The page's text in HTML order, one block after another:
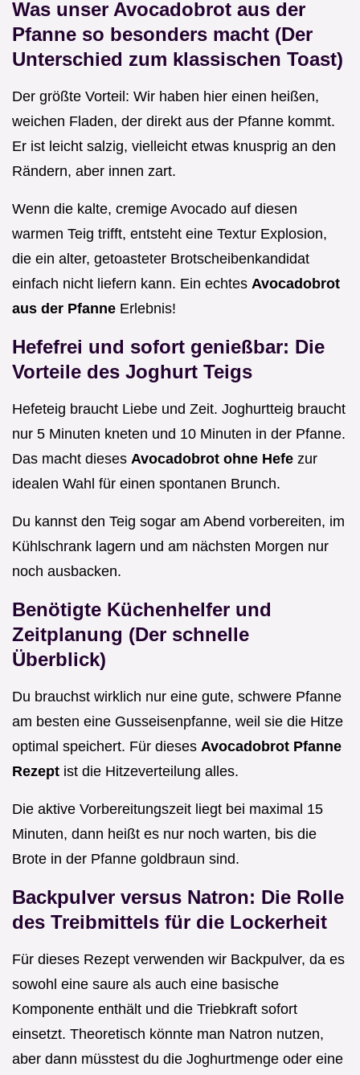
Was unser Avocadobrot aus der
Pfanne so besonders macht (Der
Unterschied zum klassischen Toast)
Der größte Vorteil: Wir haben hier einen heißen,
weichen Fladen, der direkt aus der Pfanne kommt.
Er ist leicht salzig, vielleicht etwas knusprig an den
Rändern, aber innen zart.
Wenn die kalte, cremige Avocado auf diesen
warmen Teig trifft, entsteht eine Textur Explosion,
die ein alter, getoasteter Brotscheibenkandidat
einfach nicht liefern kann. Ein echtes Avocadobrot
aus der Pfanne Erlebnis!
Hefefrei und sofort genießbar: Die
Vorteile des Joghurt Teigs
Hefeteig braucht Liebe und Zeit. Joghurtteig braucht
nur 5 Minuten kneten und 10 Minuten in der Pfanne.
Das macht dieses Avocadobrot ohne Hefe zur
idealen Wahl für einen spontanen Brunch.
Du kannst den Teig sogar am Abend vorbereiten, im
Kühlschrank lagern und am nächsten Morgen nur
noch ausbacken.
Benötigte Küchenhelfer und
Zeitplanung (Der schnelle
Überblick)
Du brauchst wirklich nur eine gute, schwere Pfanne
am besten eine Gusseisenpfanne, weil sie die Hitze
optimal speichert. Für dieses Avocadobrot Pfanne
Rezept ist die Hitzeverteilung alles.
Die aktive Vorbereitungszeit liegt bei maximal 15
Minuten, dann heißt es nur noch warten, bis die
Brote in der Pfanne goldbraun sind.
Backpulver versus Natron: Die Rolle
des Treibmittels für die Lockerheit
Für dieses Rezept verwenden wir Backpulver, da es
sowohl eine saure als auch eine basische
Komponente enthält und die Triebkraft sofort
einsetzt. Theoretisch könnte man Natron nutzen,
aber dann müsstest du die Joghurtmenge oder eine